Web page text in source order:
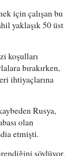
için çalışan bu
yaklaşık 50 üst
koşulları
bırakırken,
ihtiyaçlarına
Rusya,
olan
etmişti.
söylüyor.